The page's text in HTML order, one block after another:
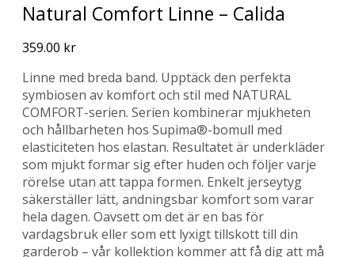
Natural Comfort Linne – Calida
359.00 kr
Linne med breda band. Upptäck den perfekta
symbiosen av komfort och stil med NATURAL
COMFORT-serien. Serien kombinerar mjukheten
och hållbarheten hos Supima®-bomull med
elasticiteten hos elastan. Resultatet är underkläder
som mjukt formar sig efter huden och följer varje
rörelse utan att tappa formen. Enkelt jerseytyg
säkerställer lätt, andningsbar komfort som varar
hela dagen. Oavsett om det är en bas för
vardagsbruk eller som ett lyxigt tillskott till din
garderob – vår kollektion kommer att få dig att må